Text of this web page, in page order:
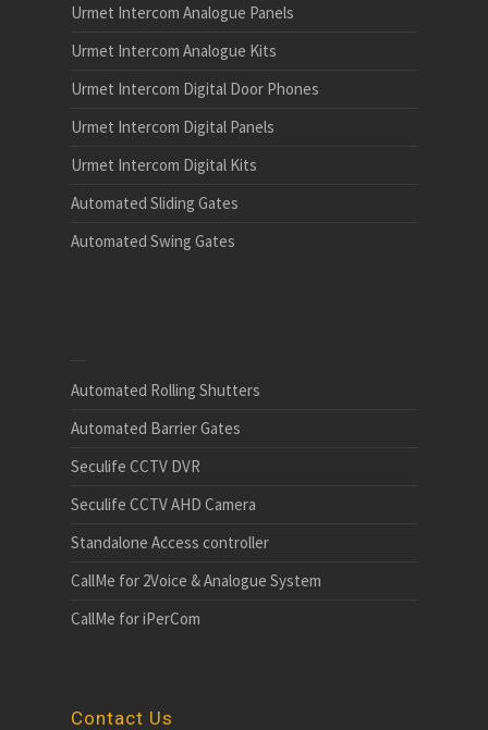
Urmet Intercom Analogue Panels
Urmet Intercom Analogue Kits
Urmet Intercom Digital Door Phones
Urmet Intercom Digital Panels
Urmet Intercom Digital Kits
Automated Sliding Gates
Automated Swing Gates
Automated Rolling Shutters
Automated Barrier Gates
Seculife CCTV DVR
Seculife CCTV AHD Camera
Standalone Access controller
CallMe for 2Voice & Analogue System
CallMe for iPerCom
Contact Us